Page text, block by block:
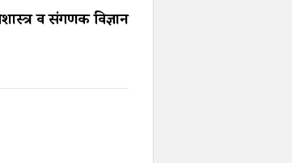
व संगणक विज्ञान